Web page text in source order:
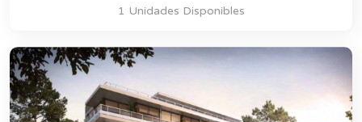
1 Unidades Disponibles